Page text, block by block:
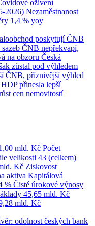
oživení
2026) Nezaměstnanost
1,4 % yoy
poskytují ČNB
ČNB nepřekvapí,
na obzoru Česká
zůstal pod výhledem
ČNB, příznivější výhled
přinesla lepší
cen nemovitostí
mld. Kč Počet
velikosti 43 (celkem)
Kč Ziskovost
aktiva Kapitálová
% Čisté úrokové výnosy
45,65 mld. Kč
mld. Kč
odolnost českých bank